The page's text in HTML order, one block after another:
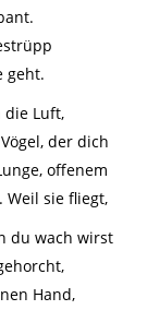
geht.
die Luft,
der dich
offenem
Weil sie fliegt,
du wach wirst
Hand,